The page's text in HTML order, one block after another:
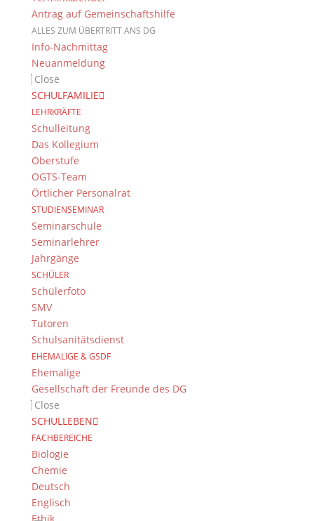
Antrag auf Gemeinschaftshilfe
ALLES ZUM ÜBERTRITT ANS DG
Info-Nachmittag
Neuanmeldung
Close
SCHULFAMILIE
LEHRKRÄFTE
Schulleitung
Das Kollegium
Oberstufe
OGTS-Team
Örtlicher Personalrat
STUDIENSEMINAR
Seminarschule
Seminarlehrer
Jahrgänge
SCHÜLER
Schülerfoto
SMV
Tutoren
Schulsanitätsdienst
EHEMALIGE & GSDF
Ehemalige
Gesellschaft der Freunde des DG
Close
SCHULLEBEN
FACHBEREICHE
Biologie
Chemie
Deutsch
Englisch
Das Stück″Visitors from planet Mars″
am 20. März 2019 bei dem „Gesellschaft der Freunde
des DG“-Abend für die fünften Klassen aufgeführt.
Suche
Newsarchiv
Newsarchiv
Das DG
Dientzenhofer-Gymnasium Bamberg
Feldkirchenstr. 20-22
96052 Bamberg
Tel.: +49 (0) 951 93 23 90